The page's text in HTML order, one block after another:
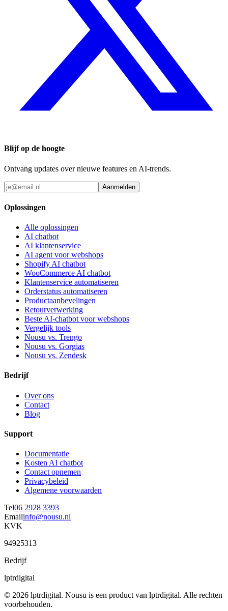
Blijf op de hoogte
Ontvang updates over nieuwe features en AI-trends.
Aanmelden
Oplossingen
Alle oplossingen
AI chatbot
AI klantenservice
AI agent voor webshops
Shopify AI chatbot
WooCommerce AI chatbot
Klantenservice automatiseren
Orderstatus automatiseren
Productaanbevelingen
Retourverwerking
Beste AI-chatbot voor webshops
Vergelijk tools
Nousu vs. Trengo
Nousu vs. Gorgias
Nousu vs. Zendesk
Bedrijf
Over ons
Contact
Blog
Support
Documentatie
Kosten AI chatbot
Contact opnemen
Privacybeleid
Algemene voorwaarden
Tel06 2928 3393
Emailinfo@nousu.nl
KVK
94925313
Bedrijf
lptrdigital
© 2026 lptrdigital. Nousu is een product van lptrdigital. Alle rechten
voorbehouden.